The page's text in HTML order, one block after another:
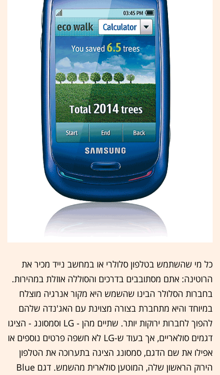
כל מי שהשתמש בטלפון סלולרי או במחשב נייד מכיר את
הרוטינה: אתם מסתובבים בדרכים והסוללה אוזלת במהירות.
בחברות הסלולר הבינו שהשמש היא מקור אנרגיה מוצלח
במיוחד והיא מתחברת בצורה מצוינת עם האג'נדה שלהם
להפוך לחברות ירוקות יותר. שתיים מהן - LG וסמסונג - הציגו
דגמים סולאריים, אך בעוד ש-LG לא חשפה פרטים נוספים או
אפילו את שם הדגם, סמסונג הציגה בתערוכה את הטלפון
הירוק הראשון שלה, המוטען סולארית מהשמש. דגם Blue